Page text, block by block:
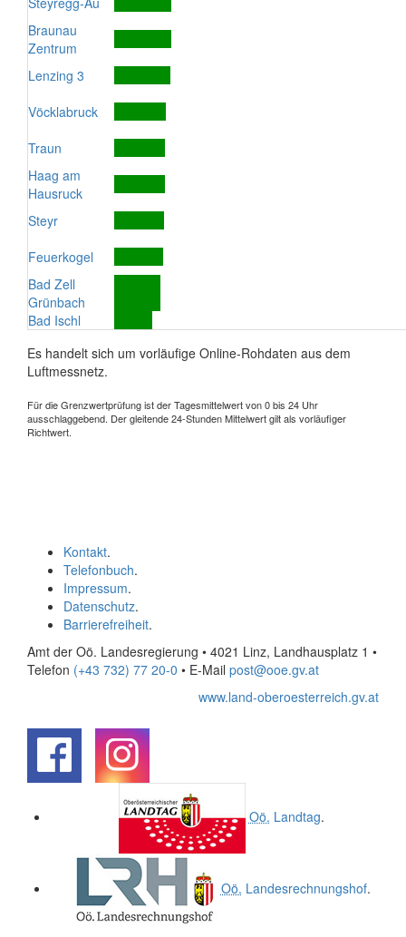
Braunau
Zentrum
Lenzing 3
Vöcklabruck
Traun
Haag am
Hausruck
Steyr
Feuerkogel
Bad Zell
Grünbach
Bad Ischl
Es handelt sich um vorläufige Online-Rohdaten aus dem
Luftmessnetz.
Für die Grenzwertprüfung ist der Tagesmittelwert von 0 bis 24 Uhr
ausschlaggebend. Der gleitende 24-Stunden Mittelwert gilt als vorläufiger
Richtwert.
Kontakt.
Telefonbuch.
Impressum.
Datenschutz.
Barrierefreiheit.
Amt der Oö. Landesregierung • 4021 Linz, Landhausplatz 1 •
Telefon (+43 732) 77 20-0 • E-Mail post@ooe.gv.at
www.land-oberoesterreich.gv.at
Oö. Landtag.
Oö. Landesrechnungshof.